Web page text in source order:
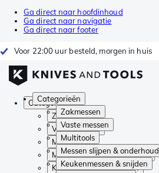
Ga direct naar hoofdinhoud
Ga direct naar navigatie
Ga direct naar footer
Voor 22:00 uur besteld, morgen in huis
Categorieën
Zakmessen
Vaste messen
Multitools
Messen slijpen & onderhoud
Keukenmessen & snijden
Categorieën
Zakmessen
Vaste messen
Multitools
Messen slijpen & onderhoud
Keukenmessen & snijden